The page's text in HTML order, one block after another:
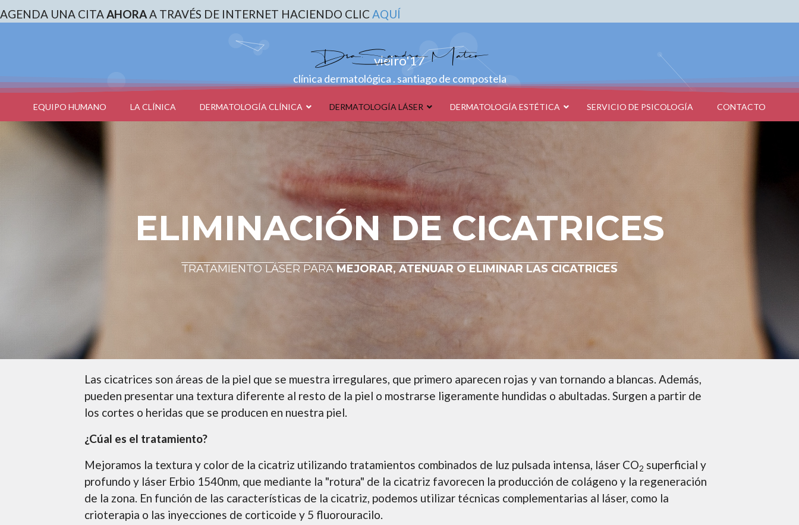
AGENDA UNA CITAAHORAA TRAVÉS DE INTERNET HACIENDO CLIC AQUÍ
vieiro'17
clínica dermatológica . santiago de compostela
EQUIPO HUMANO LA CLÍNICA DERMATOLOGÍA CLÍNICA DERMATOLOGÍA LÁSER DERMATOLOGÍA ESTÉTICA SERVICIO DE PSICOLOGÍA CONTACTO
ELIMINACIÓN DE CICATRICES
TRATAMIENTO LÁSER PARA MEJORAR, ATENUAR O ELIMINAR LAS CICATRICES
Las cicatrices son áreas de la piel que se muestra irregulares, que primero aparecen rojas y van tornando a blancas. Además,
pueden presentar una textura diferente al resto de la piel o mostrarse ligeramente hundidas o abultadas. Surgen a partir de
los cortes o heridas que se producen en nuestra piel.
¿Cúal es el tratamiento?
Mejoramos la textura y color de la cicatriz utilizando tratamientos combinados de luz pulsada intensa, láser CO2 superficial y
profundo y láser Erbio 1540nm, que mediante la "rotura" de la cicatriz favorecen la producción de colágeno y la regeneración
de la zona. En función de las características de la cicatriz, podemos utilizar técnicas complementarias al láser, como la
crioterapia o las inyecciones de corticoide y 5 fluorouracilo.